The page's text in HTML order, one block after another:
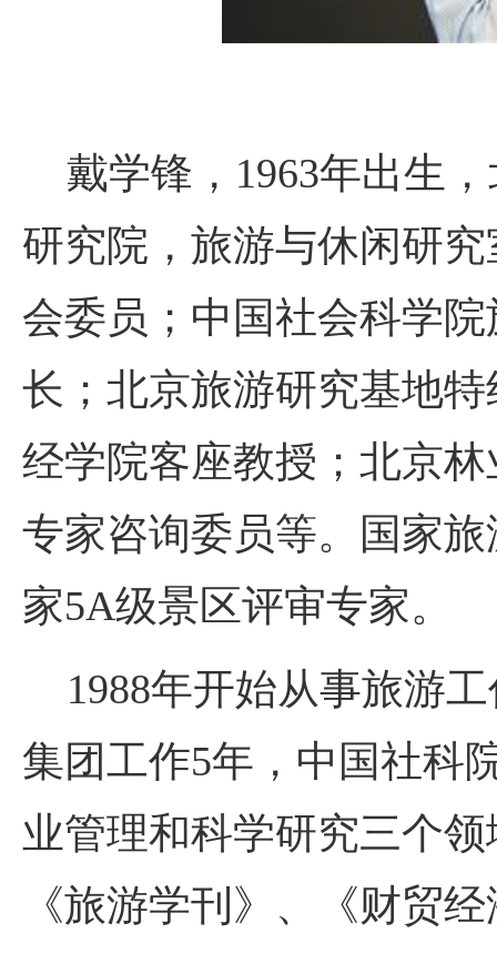
戴学锋，1963年出生
研究院，旅游与休闲研
会委员；中国社会科学
长；北京旅游研究基地
经学院客座教授；北京
专家咨询委员等。国家
家5A级景区评审专家。
1988年开始从事旅游
集团工作5年，中国社科
业管理和科学研究三个
《旅游学刊》、《财贸